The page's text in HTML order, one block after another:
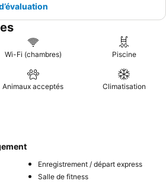
Wi-Fi (chambres) Piscine
Animaux acceptés Climatisation
Enregistrement / départ express
Salle de fitness